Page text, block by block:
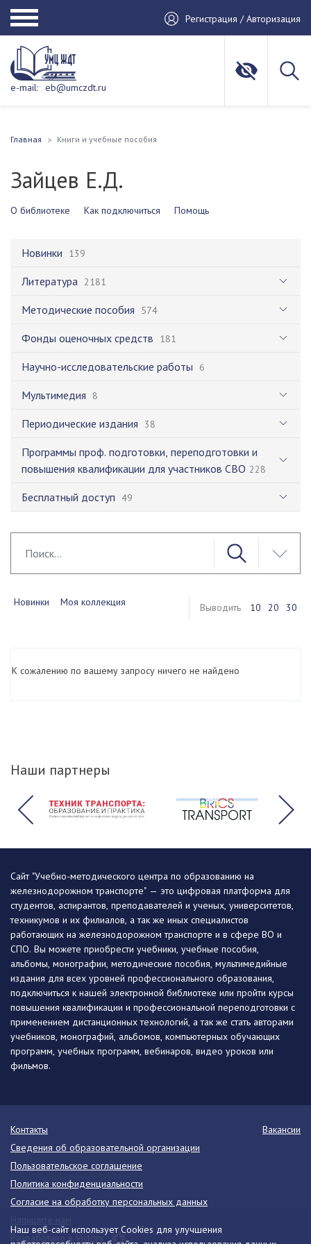
Регистрация / Авторизация
e-mail: eb@umczdt.ru
Главная Книги и учебные пособия
Зайцев Е.Д.
О библиотеке Как подключиться Помощь
Новинки 139
Литература 2181
Методические пособия 574
Фонды оценочных средств 181
Научно-исследовательские работы 6
Мультимедия 8
Периодические издания 38
Программы проф. подготовки, переподготовки и
повышения квалификации для участников СВО 228
Бесплатный доступ 49
Новинки Моя коллекция Выводить 10 20 30
К сожалению по вашему запросу ничего не найдено
Наши партнеры
Наш веб-сайт использует Cookies для улучшения
Сайт "Учебно-методического центра по образованию на
железнодорожном транспорте" — это цифровая платформа для
студентов, аспирантов, преподавателей и ученых, университетов,
техникумов и их филиалов, а так же иных специалистов
работающих на железнодорожном транспорте и в сфере ВО и
СПО. Вы можете приобрести учебники, учебные пособия,
альбомы, монографии, методические пособия, мультимедийные
издания для всех уровней профессионального образования,
подключиться к нашей электронной библиотеке или пройти курсы
повышения квалификации и профессиональной переподготовки с
применением дистанционных технологий, а так же стать авторами
учебников, монографий, альбомов, компьютерных обучающих
программ, учебных программ, вебинаров, видео уроков или
фильмов.
Контакты
Вакансии
Сведения об образовательной организации
Пользовательское соглашение
Политика конфиденциальности
Согласие на обработку персональных данных
Разработано в Victory